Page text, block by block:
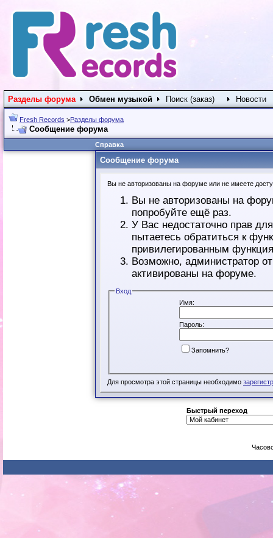
Разделы форума Обмен музыкой Поиск (заказ) Новости
Fresh Records >Разделы форума
Сообщение форума
Справка
Сообщение форума
Вы не авторизованы на форуме или не имеете
Вы не авторизованы на
попробуйте ещё раз.
У Вас недостаточно прав
пытаетесь обратиться к
привилегированным
Возможно, администратор
активированы на форуме.
Вход
Имя:
Пароль:
Запомнить?
Для просмотра этой страницы необходимо
Быстрый переход